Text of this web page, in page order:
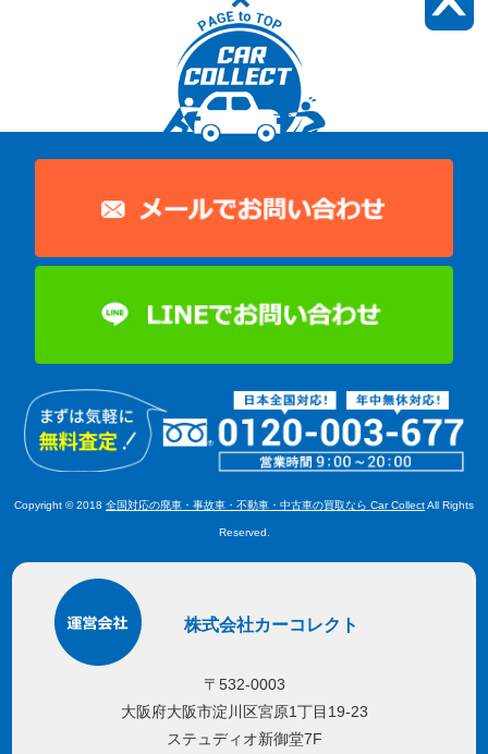
Copyright © 2018 全国対応の廃車・事故車・不動車・中古車の買取なら Car CollectAll Rights
Reserved.
株式会社カーコレクト
〒532-0003
大阪府大阪市淀川区宮原1丁目19-23
ステュディオ新御堂7F